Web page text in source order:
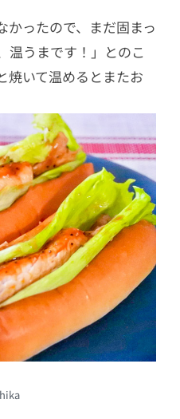
かったので、まだ固まっ
温うまです！」とのこ
焼いて温めるとまたお